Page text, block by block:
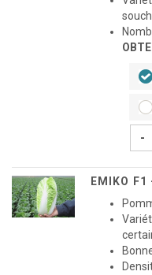
-
EMIKO F1